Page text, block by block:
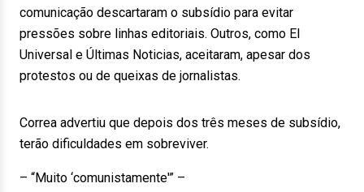
comunicação descartaram o subsídio para evitar
pressões sobre linhas editoriais. Outros, como El
Universal e Últimas Noticias, aceitaram, apesar dos
protestos ou de queixas de jornalistas.
Correa advertiu que depois dos três meses de subsídio,
terão dificuldades em sobreviver.
– “Muito ‘comunistamente'” –